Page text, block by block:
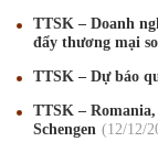
TTSK – Doanh
đẩy thương mại
TTSK – Dự báo
TTSK –
Schengen
12/12/